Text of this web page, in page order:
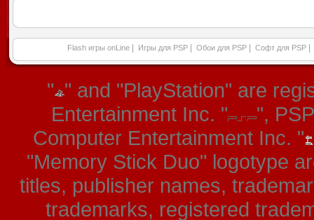
Flash игры onLine Игры для PSP Обои для PSP Софт для PSP
" " and "PlayStation" are
Entertainment Inc. "
",
Computer Entertainment Inc. "
"Memory Stick Duo" logotype
titles, publisher names,
trademarks, registered